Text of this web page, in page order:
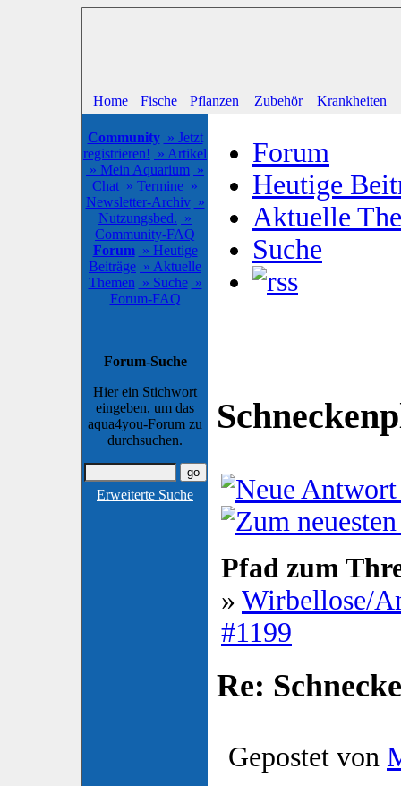
Home Fische Pflanzen Zubehör Krankheiten
Community » Jetzt
registrieren! » Artikel
» Mein Aquarium »
Chat » Termine »
Newsletter-Archiv »
Nutzungsbed. »
Community-FAQ
Forum » Heutige
Beiträge » Aktuelle
Themen » Suche »
Forum-FAQ
Forum-Suche
Hier ein Stichwort
eingeben, um das
aqua4you-Forum zu
durchsuchen.
Erweiterte Suche
Forum
Heutige
Aktuelle
Suche
Pfad zum
» Wirbellose/
#1199
Re:
Gepostet von